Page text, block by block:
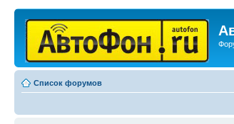
Список форумов